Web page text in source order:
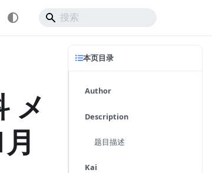
メ
本页目录
Author
Description
题目描述
Kai